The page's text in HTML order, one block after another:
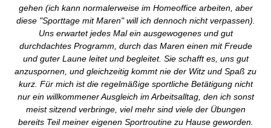
gehen (ich kann normalerweise im Homeoffice arbeiten, aber
diese "Sporttage mit Maren" will ich dennoch nicht verpassen).
Uns erwartet jedes Mal ein ausgewogenes und gut
durchdachtes Programm, durch das Maren einen mit Freude
und guter Laune leitet und begleitet. Sie schafft es, uns gut
anzuspornen, und gleichzeitig kommt nie der Witz und Spaß zu
kurz. Für mich ist die regelmäßige sportliche Betätigung nicht
nur ein willkommener Ausgleich im Arbeitsalltag, den ich sonst
meist sitzend verbringe, viel mehr sind viele der Übungen
bereits Teil meiner eigenen Sportroutine zu Hause geworden.